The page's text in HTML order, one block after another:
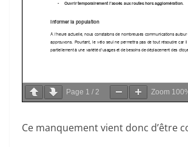
Page 1 / 2 Zoom
Ce manquement vient donc d’être